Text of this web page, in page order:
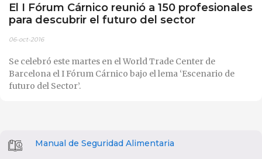
El I Fórum Cárnico reunió a 150 profesionales
para descubrir el futuro del sector
06-oct-2016
Se celebró este martes en el World Trade Center de
Barcelona el I Fórum Cárnico bajo el lema ‘Escenario de
futuro del Sector’.
Manual de Seguridad Alimentaria